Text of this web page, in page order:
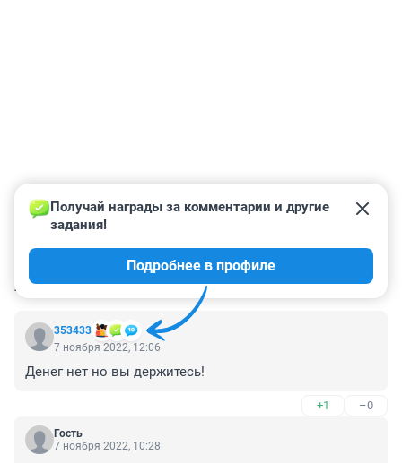
КОММЕНТАРИИ 11
353433
Получай награды за комментарии и другие
задания!
Подробнее в профиле
7 ноября 2022, 12:06
Денег нет но вы держитесь!
+1 –0
Гость
7 ноября 2022, 10:28